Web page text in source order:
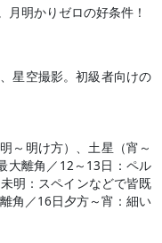
明かりゼロの好条件！
星空撮影。初級者向けの
～明け方）、土星（宵～
大離角／12～13日：ペル
明：スペインなどで皆既
角／16日夕方～宵：細い